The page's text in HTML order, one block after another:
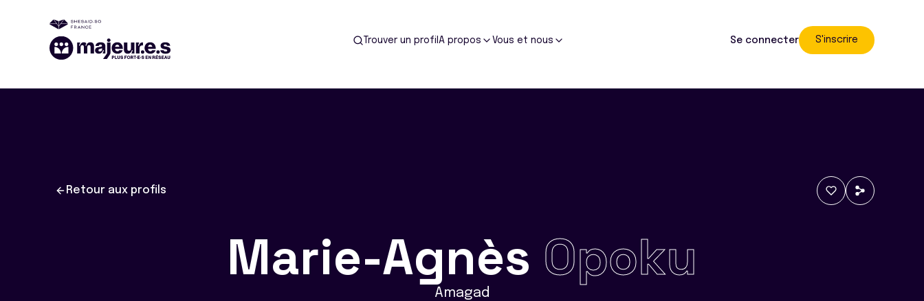
Trouver un profil A propos Vous et nous Se connecter S'inscrire
Retour aux profils
Marie-Agnès Opoku
Amagad